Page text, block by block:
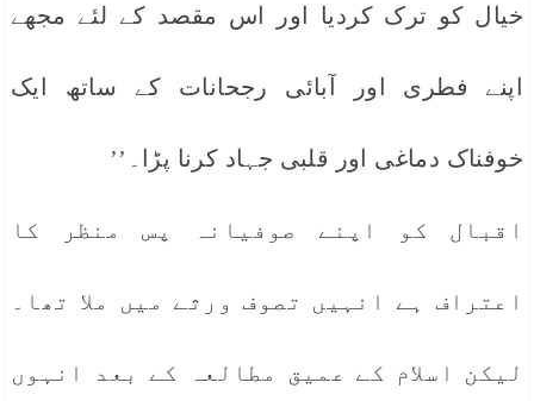
خیال کو ترک کردیا اور اس مقصد کے لئے مجھے
اپنے فطری اور آبائی رجحانات کے ساتھ ایک
خوفناک دماغی اور قلبی جہاد کرنا پڑا۔’’
اقبال کو اپنے صوفیانہ پس منظر کا
اعتراف ہے انہیں تصوف ورثے میں ملا تھا۔
لیکن اسلام کے عمیق مطالعہ کے بعد انہوں